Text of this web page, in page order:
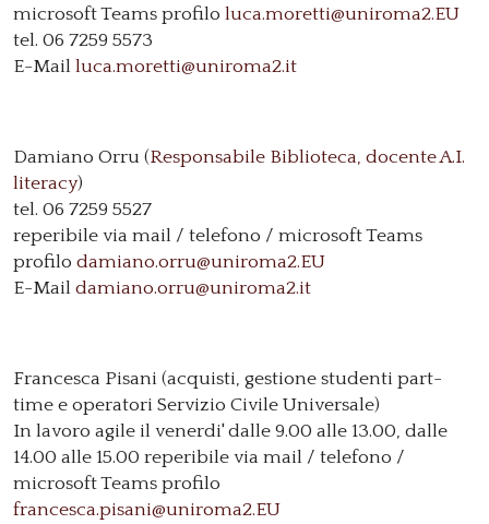
microsoft Teams profilo luca.moretti@uniroma2.EU
tel. 06 7259 5573
E-Mail luca.moretti@uniroma2.it
Damiano Orru (Responsabile Biblioteca, docente A.I.
literacy)
tel. 06 7259 5527
reperibile via mail / telefono / microsoft Teams
profilo damiano.orru@uniroma2.EU
E-Mail damiano.orru@uniroma2.it
Francesca Pisani (acquisti, gestione studenti part-
time e operatori Servizio Civile Universale)
In lavoro agile il venerdi' dalle 9.00 alle 13.00, dalle
14.00 alle 15.00 reperibile via mail / telefono /
microsoft Teams profilo
francesca.pisani@uniroma2.EU